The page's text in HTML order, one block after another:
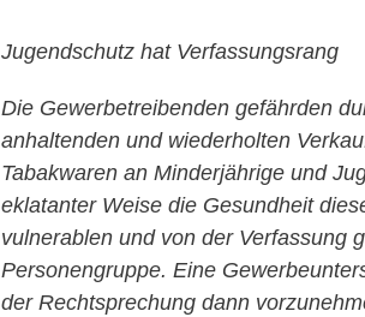
Jugendschutz hat Verfassungsrang
Die Gewerbetreibenden gefährden
anhaltenden und wiederholten
Tabakwaren an Minderjährige und
eklatanter Weise die Gesundheit
vulnerablen und von der Verfassung
Personengruppe. Eine
der Rechtsprechung dann